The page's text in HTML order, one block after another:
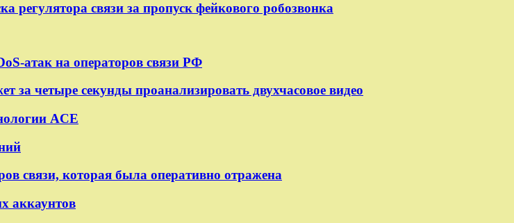
регулятора связи за пропуск фейкового робозвонка
атак на операторов связи РФ
за четыре секунды проанализировать двухчасовое видео
ACE
связи, которая была оперативно отражена
аккаунтов